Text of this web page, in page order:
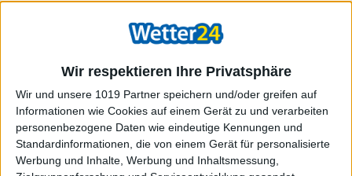
Wir respektieren Ihre Privatsphäre
Wir und unsere 1019 Partner speichern und/oder greifen auf
Informationen wie Cookies auf einem Gerät zu und verarbeiten
personenbezogene Daten wie eindeutige Kennungen und
Standardinformationen, die von einem Gerät für personalisierte
Werbung und Inhalte, Werbung und Inhaltsmessung,